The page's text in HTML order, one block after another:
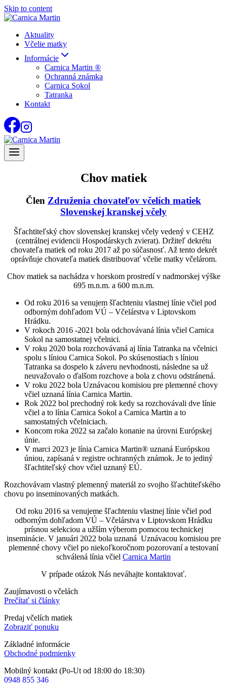
Skip to content
Aktuality
Včelie matky
Informácie
Carnica Martin ®
Ochranná známka
Carnica Sokol
Tatranka
Kontakt
Chov matiek
Člen Združenia chovateľov včelích matiek
Slovenskej kranskej včely
Šľachtiteľský chov slovenskej kranskej včely vedený v CEHZ
(centrálnej evidencii Hospodárskych zvierat). Držiteľ dekrétu
chovateľa matiek od roku 2017 až po súčasnosť. Až tento dekrét
oprávňuje chovateľa matiek distribuovať včelie matky včelárom.
Chov matiek sa nachádza v horskom prostredí v nadmorskej výške
695 m.n.m. a 600 m.n.m.
Od roku 2016 sa venujem šľachteniu vlastnej línie včiel pod
odborným dohľadom VÚ – Včelárstva v Liptovskom
Hrádku.
V rokoch 2016 -2021 bola odchovávaná línia včiel Carnica
Sokol na samostatnej včelnici.
V roku 2020 bola rozchovávaná aj línia Tatranka na včelnici
spolu s líniou Carnica Sokol. Po skúsenostiach s líniou
Tatranka sa dospelo k záveru nevhodnosti, následne sa už
neuvažovalo o ďalšom rozchove a bola z chovu odstránená.
V roku 2022 bola Uznávacou komisiou pre plemenné chovy
včiel uznaná línia Carnica Martin.
Rok 2022 bol prechodný rok kedy sa rozchovávali dve línie
včiel a to línia Carnica Sokol a Carnica Martin a to
samostatných včelniciach.
Koncom roka 2022 sa začalo konanie na úrovni Európskej
únie.
V marci 2023 je línia Carnica Martin® uznaná Európskou
úniou, zapísaná v registre ochranných známok. Je to jediný
šľachtiteľský chov včiel uznaný EÚ.
Rozchovávam vlastný plemenný materiál zo svojho šľachtiteľského
chovu po inseminovaných matkách.
Od roku 2016 sa venujeme šľachteniu vlastnej línie včiel pod
odborným dohľadom VÚ – Včelárstva v Liptovskom Hrádku
prísnou selekciou a užším výberom pomocou technickej
inseminácie. V januári 2022 bola uznaná Uznávacou komisiou pre
plemenné chovy včiel po niekoľkoročnom pozorovaní a testovaní
schválená línia včiel Carnica Martin
V prípade otázok Nás neváhajte kontaktovať.
Zaujímavosti o včelách
Prečítať si články
Predaj včelích matiek
Zobraziť ponuku
Základné informácie
Obchodné podmienky
Mobilný kontakt (Po-Ut od 18:00 do 18:30)
0948 855 346